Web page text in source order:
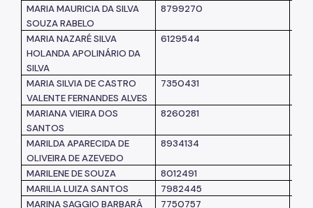
MARIA MAURICIA DA SILVA
SOUZA RABELO
8799270
MARIA NAZARÉ SILVA
HOLANDA APOLINÁRIO DA
SILVA
6129544
MARIA SILVIA DE CASTRO
VALENTE FERNANDES ALVES
7350431
MARIANA VIEIRA DOS
SANTOS
8260281
MARILDA APARECIDA DE
OLIVEIRA DE AZEVEDO
8934134
MARILENE DE SOUZA 8012491
MARILIA LUIZA SANTOS
7982445
MARINA SAGGIO BARBARÁ
7750757